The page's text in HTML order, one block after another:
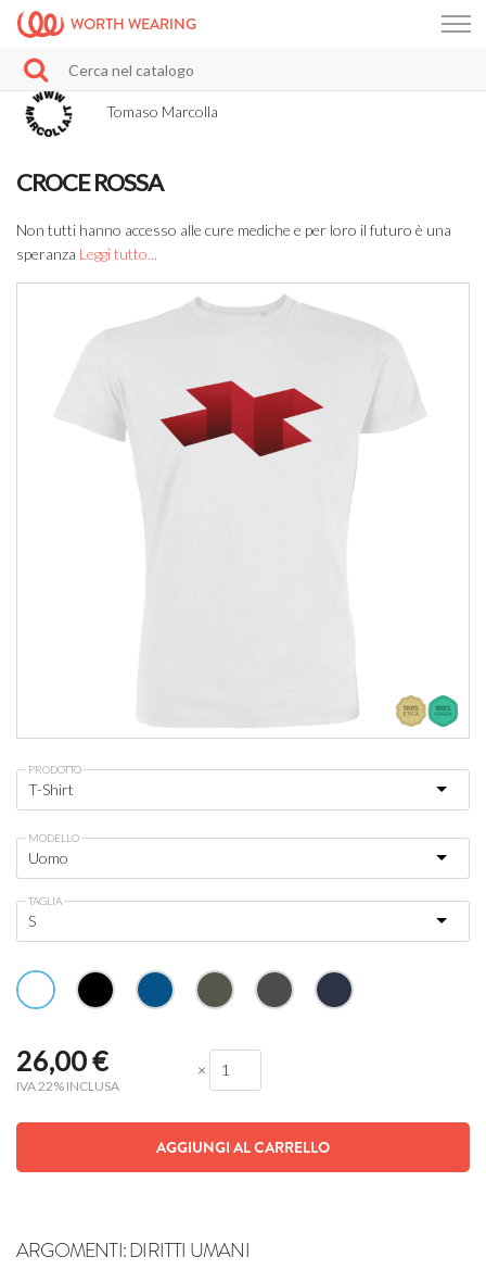
WORTH WEARING
Tomaso Marcolla
CROCE ROSSA
Non tutti hanno accesso alle cure mediche e per loro il futuro è una
speranza Leggi tutto...
PRODOTTO
MODELLO
TAGLIA
26,00€
IVA 22% INCLUSA
×
AGGIUNGI AL CARRELLO
ARGOMENTI:DIRITTI UMANI